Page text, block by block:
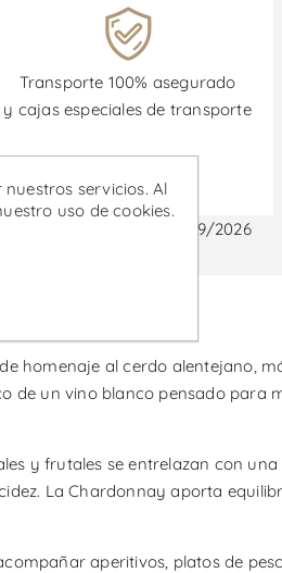
Transporte 100% asegurado
y cajas especiales de transporte
06/2026 hasta el 30/09/2026
homenaje al cerdo alentejano,
un vino blanco pensado para
y frutales se entrelazan con
La Chardonnay aporta
aperitivos, platos de
servicios. Al
uso de cookies.